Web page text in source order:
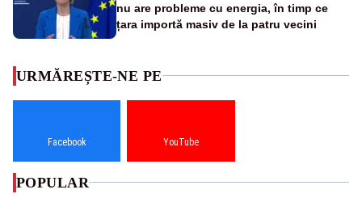
nu are probleme cu energia, în timp ce
țara importă masiv de la patru vecini
URMĂREȘTE-NE PE
Facebook YouTube
POPULAR